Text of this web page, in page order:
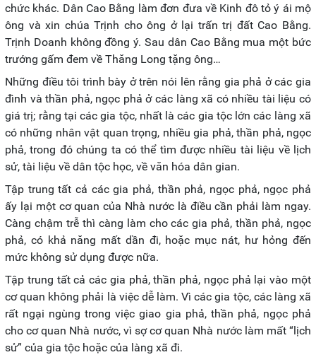
chức khác. Dân Cao Bằng làm đơn đưa về Kinh đô tỏ ý ái mộ
ông và xin chúa Trịnh cho ông ở lại trấn trị đất Cao Bằng.
Trịnh Doanh không đồng ý. Sau dân Cao Bằng mua một bức
trướng gấm đem về Thăng Long tặng ông…
Những điều tôi trình bày ở trên nói lên rằng gia phả ở các gia
đình và thần phả, ngọc phả ở các làng xã có nhiều tài liệu có
giá trị; rằng tại các gia tộc, nhất là các gia tộc lớn các làng xã
có những nhân vật quan trọng, nhiều gia phả, thần phả, ngọc
phả, trong đó chúng ta có thể tìm được nhiều tài liệu về lịch
sử, tài liệu về dân tộc học, về văn hóa dân gian.
Tập trung tất cả các gia phả, thần phả, ngọc phả, ngọc phả
ấy lại một cơ quan của Nhà nước là điều cần phải làm ngay.
Càng chậm trễ thì càng làm cho các gia phả, thần phả, ngọc
phả, có khả năng mất dần đi, hoặc mục nát, hư hỏng đến
mức không sử dụng được nữa.
Tập trung tất cả các gia phả, thần phả, ngọc phả lại vào một
cơ quan không phải là việc dễ làm. Vì các gia tộc, các làng xã
rất ngại ngùng trong việc giao gia phả, thần phả, ngọc phả
cho cơ quan Nhà nước, vì sợ cơ quan Nhà nước làm mất “lịch
sử” của gia tộc hoặc của làng xã đi.